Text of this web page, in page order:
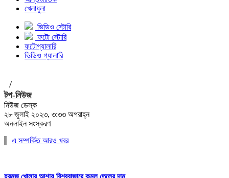
খেলাধুলা
ভিডিও স্টোরি
ফটো স্টোরি
ফটোগ্যালারি
ভিডিও গ্যালারি
/
টপ-নিউজ
নিউজ ডেস্ক
২৮ জুলাই ২০২৩, ৩:৩৩ অপরাহ্ন
অনলাইন সংস্করণ
এ সম্পর্কিত আরও খবর